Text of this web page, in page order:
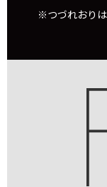
※つづれおり